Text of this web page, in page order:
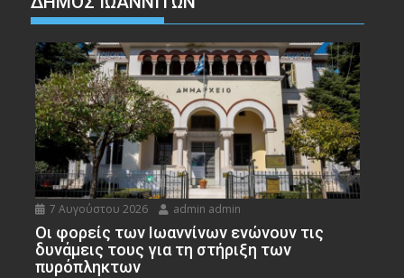
7 Αυγούστου 2026 admin admin
Οι φορείς των Ιωαννίνων ενώνουν τις
δυνάμεις τους για τη στήριξη των
πυρόπληκτων